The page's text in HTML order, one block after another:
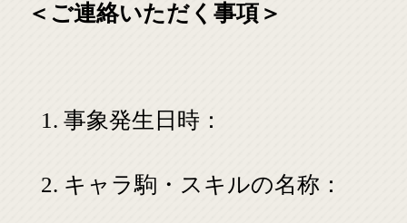
＜ご連絡いただく事項＞
事象発生日時：
キャラ駒・スキルの名称：